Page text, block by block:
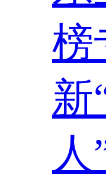
榜
新
人